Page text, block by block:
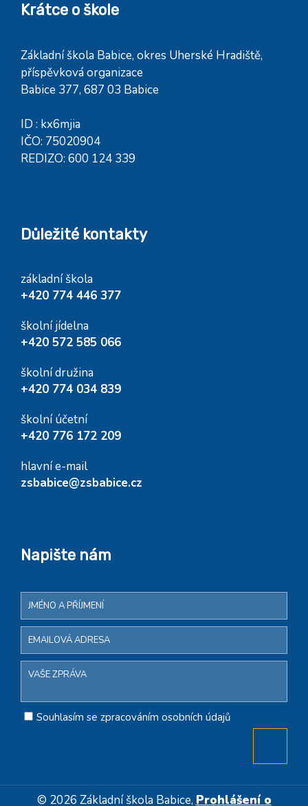
Krátce o škole
Základní škola Babice, okres Uherské Hradiště,
příspěvková organizace
Babice 377, 687 03 Babice
ID : kx6mjia
IČO: 75020904
REDIZO: 600 124 339
Důležité kontakty
základní škola
+420 774 446 377
školní jídelna
+420 572 585 066
školní družina
+420 774 034 839
školní účetní
+420 776 172 209
hlavní e-mail
zsbabice@zsbabice.cz
Napište nám
Souhlasím se zpracováním osobních údajů
© 2026 Základní škola Babice, Prohlášení o